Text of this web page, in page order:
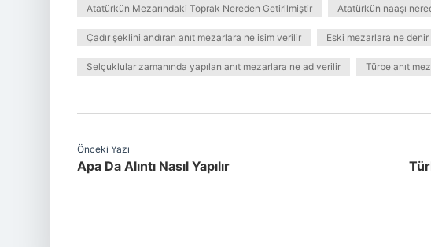
Atatürkün Mezarındaki Toprak Nereden Getirilmiştir Atatürkün naaşı
Çadır şeklini andıran anıt mezarlara ne isim verilir Eski mezarlara ne denir
Selçuklular zamanında yapılan anıt mezarlara ne ad verilir Türbe anıt
Önceki Yazı
Apa Da Alıntı Nasıl Yapılır